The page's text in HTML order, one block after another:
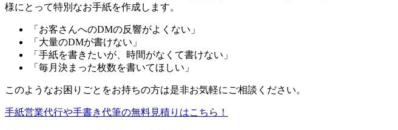
様にとって特別なお手紙を作成します。
「お客さんへのDMの反響がよくない」
「大量のDMが書けない」
「手紙を書きたいが、時間がなくて書けない」
「毎月決まった枚数を書いてほしい」
このようなお困りごとをお持ちの方は是非お気軽にご相談ください。
手紙営業代行や手書き代筆の無料見積りはこちら！